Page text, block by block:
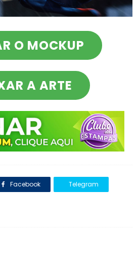
O MOCKUP
A ARTE
Facebook Telegram